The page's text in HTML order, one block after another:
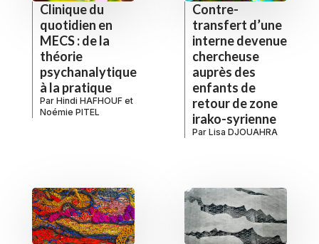
Clinique du
quotidien en
MECS : de la
théorie
psychanalytique
à la pratique
Par Hindi HAFHOUF et
Noémie PITEL
Contre-
transfert d’une
interne devenue
chercheuse
auprès des
enfants de
retour de zone
irako-syrienne
Par Lisa DJOUAHRA